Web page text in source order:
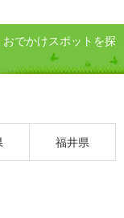
でかけスポットを探
福井県